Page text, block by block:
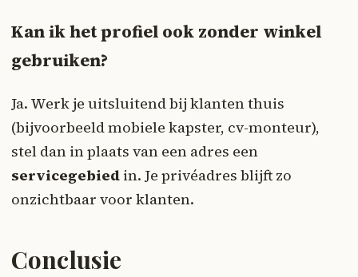
Kan ik het profiel ook zonder winkel
gebruiken?
Ja. Werk je uitsluitend bij klanten thuis
(bijvoorbeeld mobiele kapster, cv-monteur),
stel dan in plaats van een adres een
servicegebied in. Je privéadres blijft zo
onzichtbaar voor klanten.
Conclusie